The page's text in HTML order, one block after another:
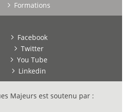
Formations
Facebook
Twitter
You Tube
Linkedin
Majeurs est soutenu par :